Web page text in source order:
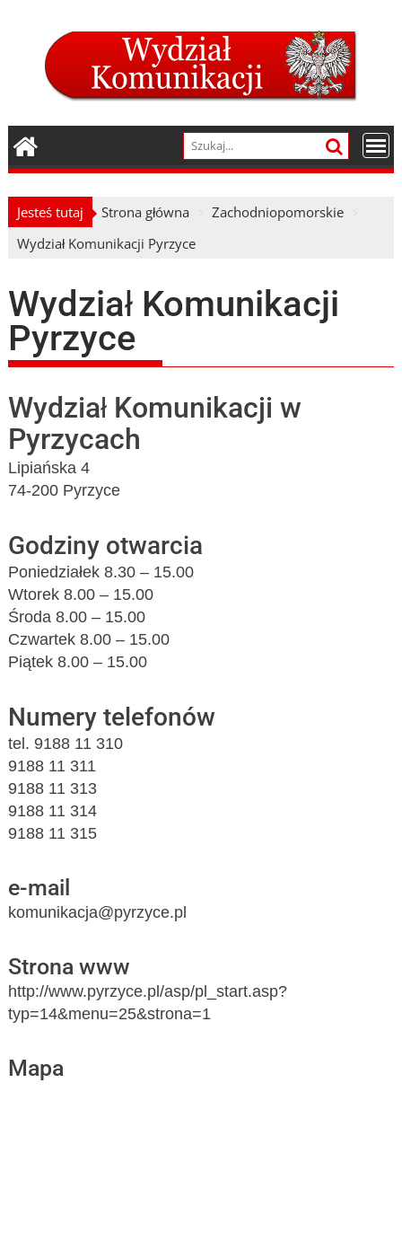
Jesteś tutaj Strona główna
Zachodniopomorskie
Wydział Komunikacji Pyrzyce
Wydział Komunikacji
Pyrzyce
Wydział Komunikacji w
Pyrzycach
Lipiańska 4
74-200 Pyrzyce
Godziny otwarcia
Poniedziałek 8.30 – 15.00
Wtorek 8.00 – 15.00
Środa 8.00 – 15.00
Czwartek 8.00 – 15.00
Piątek 8.00 – 15.00
Numery telefonów
tel. 9188 11 310
9188 11 311
9188 11 313
9188 11 314
9188 11 315
e-mail
komunikacja@pyrzyce.pl
Strona www
http://www.pyrzyce.pl/asp/pl_start.asp?
typ=14&menu=25&strona=1
Mapa